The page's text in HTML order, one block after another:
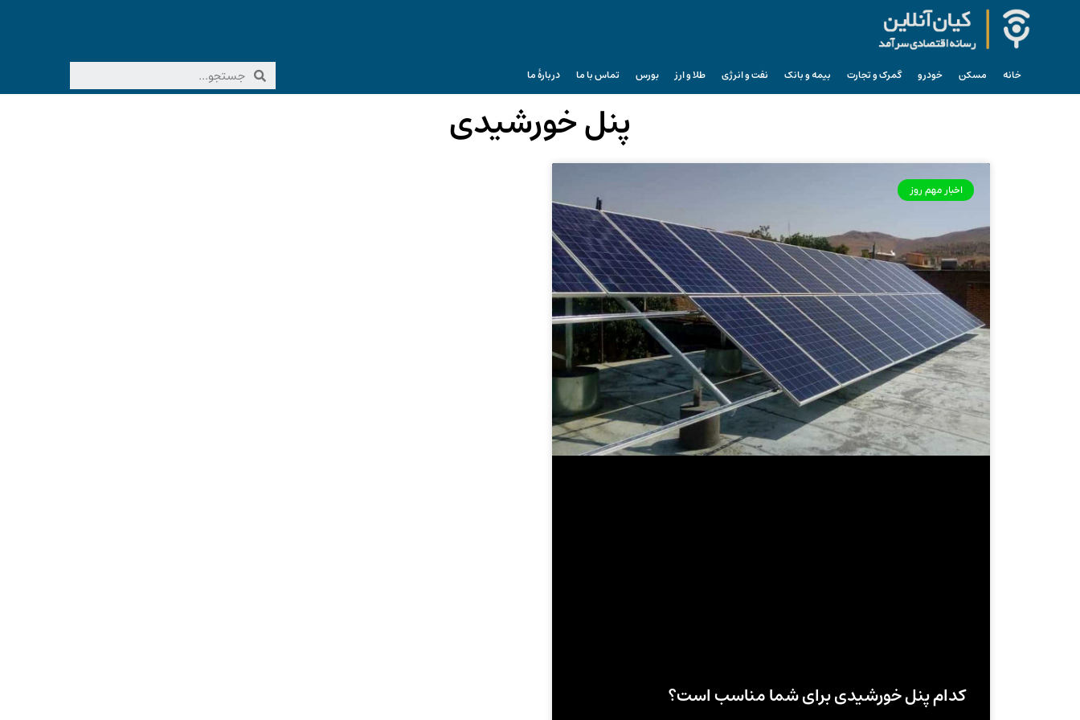
خانه مسکن خودرو گمرک و تجارت بیمه و بانک نفت و انرژی طلا و ارز بورس تماس با ما دربارۀ ما
پنل خورشیدی
اخبار مهم روز
کدام پنل خورشیدی برای شما مناسب است؟